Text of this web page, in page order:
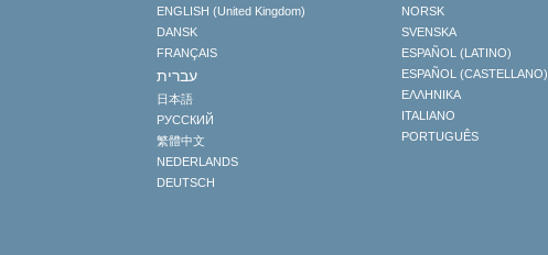
ENGLISH (United Kingdom)
DANSK
FRANÇAIS
עברית
日本語
РУССКИЙ
繁體中文
NEDERLANDS
DEUTSCH
NORSK
SVENSKA
ESPAÑOL (LATINO)
ESPAÑOL (CASTELLANO)
ΕΛΛΗΝΙΚA
ITALIANO
PORTUGUÊS